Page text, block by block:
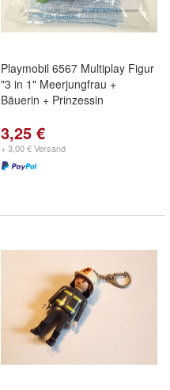
Playmobil 6567 Multiplay Figur
"3 in 1" Meerjungfrau +
Bäuerin + Prinzessin
3,25 €
+ 3,00 € Versand